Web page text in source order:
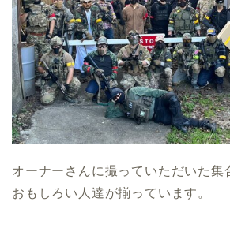
オーナーさんに撮っていただいた集
おもしろい人達が揃っています。